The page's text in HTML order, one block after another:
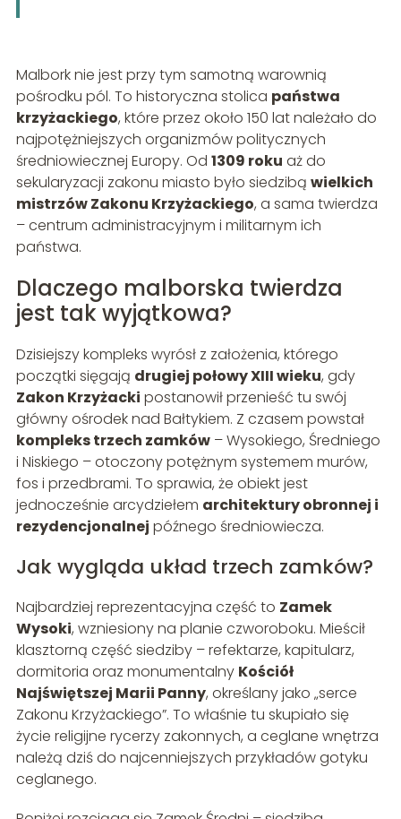
Malbork nie jest przy tym samotną warownią
pośrodku pól. To historyczna stolica państwa
krzyżackiego, które przez około 150 lat należało do
najpotężniejszych organizmów politycznych
średniowiecznej Europy. Od 1309 roku aż do
sekularyzacji zakonu miasto było siedzibą wielkich
mistrzów Zakonu Krzyżackiego, a sama twierdza
– centrum administracyjnym i militarnym ich
państwa.
Dlaczego malborska twierdza
jest tak wyjątkowa?
Dzisiejszy kompleks wyrósł z założenia, którego
początki sięgają drugiej połowy XIII wieku, gdy
Zakon Krzyżacki postanowił przenieść tu swój
główny ośrodek nad Bałtykiem. Z czasem powstał
kompleks trzech zamków– Wysokiego, Średniego
i Niskiego – otoczony potężnym systemem murów,
fos i przedbrami. To sprawia, że obiekt jest
jednocześnie arcydziełem architektury obronnej i
rezydencjonalnej późnego średniowiecza.
Jak wygląda układ trzech zamków?
Najbardziej reprezentacyjna część to Zamek
Wysoki, wzniesiony na planie czworoboku. Mieścił
klasztorną część siedziby – refektarze, kapitularz,
dormitoria oraz monumentalny Kościół
Najświętszej Marii Panny, określany jako „serce
Zakonu Krzyżackiego”. To właśnie tu skupiało się
życie religijne rycerzy zakonnych, a ceglane wnętrza
należą dziś do najcenniejszych przykładów gotyku
ceglanego.